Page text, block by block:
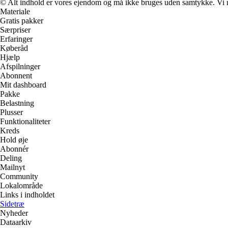
© Alt indhold er vores ejendom og må ikke bruges uden samtykke.
Materiale
Gratis pakker
Særpriser
Erfaringer
Køberåd
Hjælp
Afspilninger
Abonnent
Mit dashboard
Pakke
Belastning
Plusser
Funktionaliteter
Kreds
Hold øje
Abonnér
Deling
Mailnyt
Community
Lokalområde
Links i indholdet
Sidetræ
Nyheder
Dataarkiv